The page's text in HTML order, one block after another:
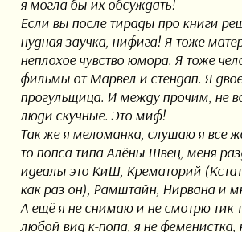
я могла бы их обсуждать!
Если вы после тирады про книги
нудная заучка, нифига! Я тоже
неплохое чувство юмора. Я тоже
фильмы от Марвел и стендап. Я
прогульщица. И между прочим, не
люди скучные. Это миф!
Так же я меломанка, слушаю я все
то попса типа Алёны Швец, меня
идеалы это КиШ, Крематорий
как раз он), Рамштайн, Нирвана и
А ещё я не снимаю и не смотрю тик
любой вид к-попа, я не феменистка,